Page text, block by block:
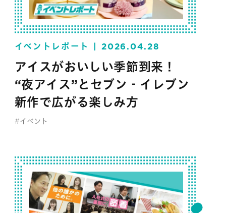
イベントレポート 2026.04.28
アイスがおいしい季節到来！
“夜アイス”とセブン‐イレブン
新作で広がる楽しみ方
#イベント